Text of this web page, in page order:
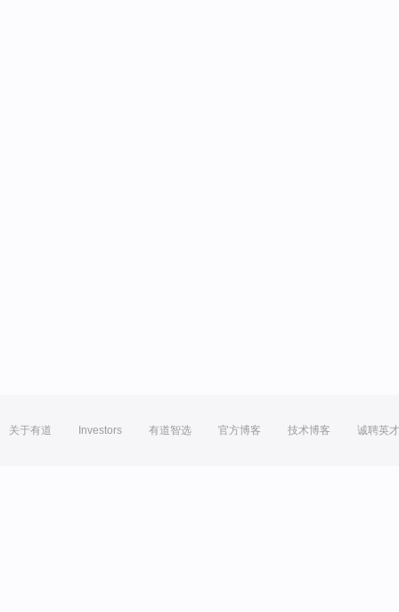
关于有道 Investors 有道智选 官方博客 技术博客 诚聘英才